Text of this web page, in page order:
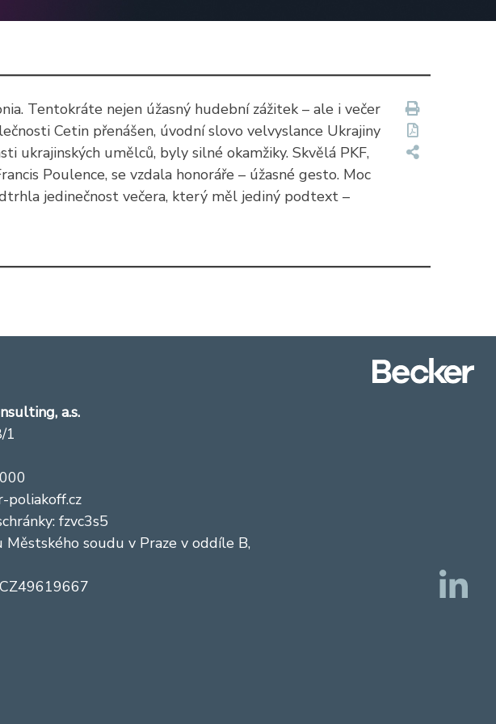
Tentokráte nejen úžasný hudební zážitek – ale i večer
Cetin přenášen, úvodní slovo velvyslance Ukrajiny
ukrajinských umělců, byly silné okamžiky. Skvělá PKF,
Poulence, se vzdala honoráře – úžasné gesto. Moc
jedinečnost večera, který měl jediný podtext –
a.s.
1
poliakoff.cz
fzvc3s5
Městského soudu v Praze v oddíle B,